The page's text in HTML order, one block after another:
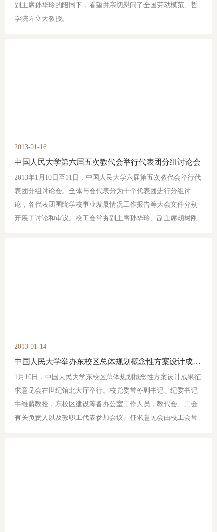
副主席孙华玲的陪同下，看望并亲切慰问了全国劳动模范、哲
学院方立天教授。
2013-01-16
中国人民大学第六届五次教代会举行代表团分组讨论会
2013年1月10日至11日，中国人民大学六届第五次教代会举行代
表团分组讨论会。全体与会代表分为十个代表团进行分组讨
论，各代表团围绕学校事业发展情况工作报告等大会文件分别
开展了讨论和审议。校工会常务副主席孙华玲、副主席胡树刚
2013-01-14
中国人民大学举办东校区总体规划概念性方案设计成果征求意见会
1月10日，中国人民大学东校区总体规划概念性方案设计成果征
求意见会在世纪馆北大厅举行。校党委常务副书记、纪委书记
牛维麟教授，东校区建设筹备办公室工作人员，教代会、工会
有关负责人以及教职工代表参加会议。征求意见会由校工会常